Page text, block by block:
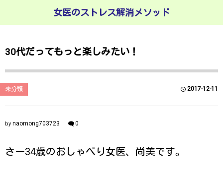
女医のストレス解消メソッド
30代だってもっと楽しみたい！
未分類 2017-12-11
by naomong703723 0
さー34歳のおしゃべり女医、尚美です。